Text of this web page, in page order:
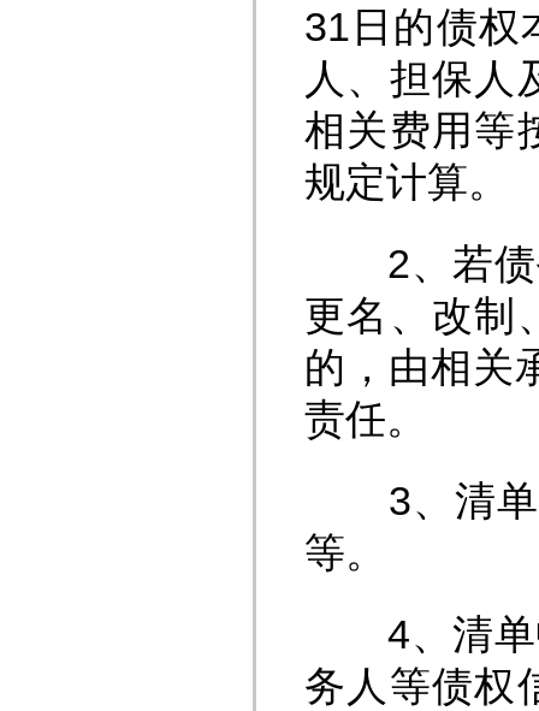
31日的债权
人、担保人
相关费用等
规定计算。
2、若债
更名、改制
的，由相关
责任。
3、清单
等。
4、清单
务人等债权